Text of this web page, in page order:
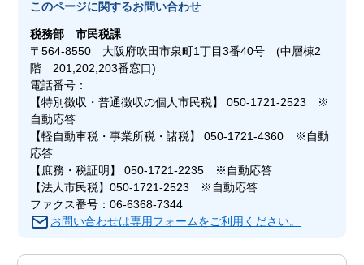
このページに関するお問い合わせ
税務部市民税課
〒564-8550 大阪府吹田市泉町1丁目3番40号 (中層棟2
階 201,202,203番窓口)
電話番号：
【特別徴収・普通徴収の個人市民税】 050-1721-2523 ※
自動応答
【軽自動車税・事業所税・諸税】 050-1721-4360 ※自動
応答
【庶務・税証明】 050-1721-2235 ※自動応答
【法人市民税】050-1721-2523 ※自動応答
ファクス番号：06-6368-7344
お問い合わせは専用フォームをご利用ください。